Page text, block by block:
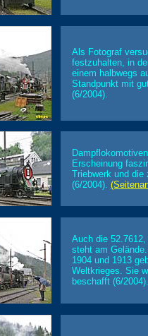
Als Fotograf
festzuhalten, in
einem halbwegs
Standpunkt mit
(6/2004).
Erscheinung
Triebwerk und die
(6/2004).
Auch die
steht am
1904 und 1913
Weltkrieges. Sie
beschafft (6/2004).